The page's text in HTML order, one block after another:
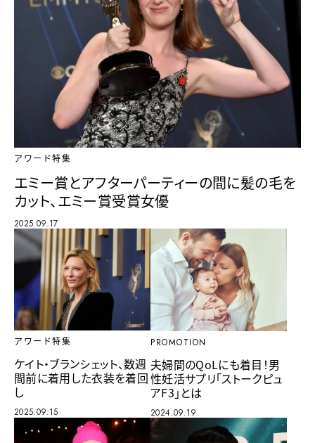
アワード特集
エミー賞とアフターパーティーの間に髪の毛を
カット、エミー賞受賞女優
2025.09.17
アワード特集
ケイト・ブランシェット、数週
間前に着用した衣装を着回
し
2025.09.15
PROMOTION
夫婦間のQoLにも着目！男
性妊活サプリ「ストークピュ
アF3」とは
2024.09.19